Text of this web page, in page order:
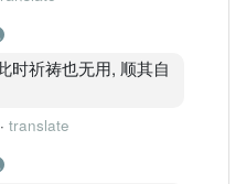
时祈祷也无用, 顺其自
· translate